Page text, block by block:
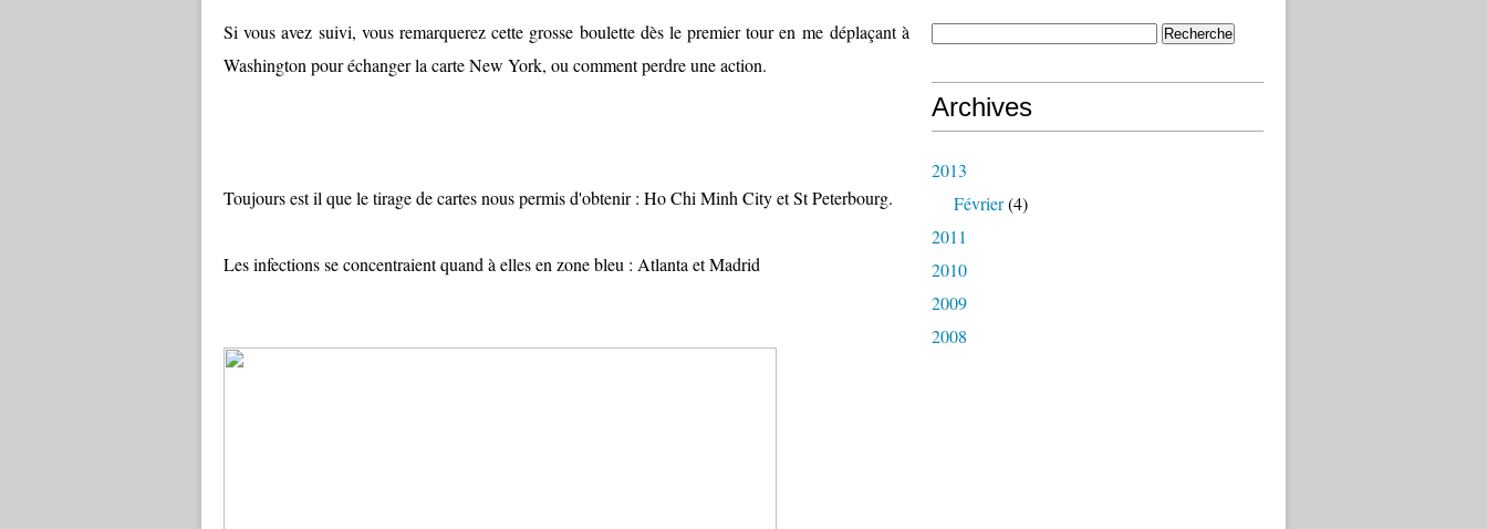
Si vous avez suivi, vous remarquerez cette grosse boulette dès le premier tour en me déplaçant à
Washington pour échanger la carte New York, ou comment perdre une action.
Toujours est il que le tirage de cartes nous permis d'obtenir : Ho Chi Minh City et St Peterbourg.
Les infections se concentraient quand à elles en zone bleu : Atlanta et Madrid
Archives
2013
Février(4)
2011
2010
2009
2008